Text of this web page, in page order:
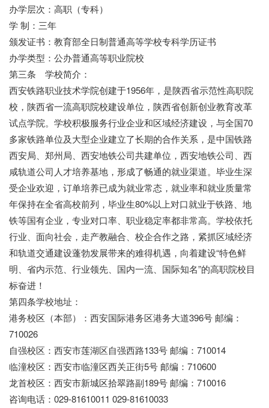
办学层次：高职（专科）
学 制：三年
颁发证书：教育部全日制普通高等学校专科学历证书
办学类型：公办普通高等职业院校
第三条 学校简介：
西安铁路职业技术学院创建于1956年，是陕西省示范性高职院
校，陕西省一流高职院校建设单位，陕西省创新创业教育改革
试点学院。学校积极服务行业企业和区域经济建设，与全国70
多家铁路单位及大型企业建立了长期的合作关系，是中国铁路
西安局、郑州局、西安地铁公司共建单位，西安地铁公司、西
咸轨道公司人才培养基地，形成了畅通的就业渠道。毕业生深
受企业欢迎，订单培养已成为就业常态，就业率和就业质量常
年保持在全省高校前列，毕业生80%以上对口就业于铁路、地
铁等国有企业，专业对口率、职业稳定率都非常高。学校依托
行业、面向社会，走产教融合、校企合作之路，紧抓区域经济
和轨道交通建设蓬勃发展带来的难得机遇，向着建设“特色鲜
明、省内示范、行业领先、国内一流、国际知名”的高职院校目
标奋进！
第四条学校地址：
港务校区（本部）：西安国际港务区港务大道396号 邮编：
710026
自强校区：西安市莲湖区自强西路133号 邮编：710014
临潼校区：西安市临潼区西关正街5号 邮编：710600
龙首校区：西安市新城区拾翠路副189号 邮编：710016
咨询电话：029-81610011 029-81610033